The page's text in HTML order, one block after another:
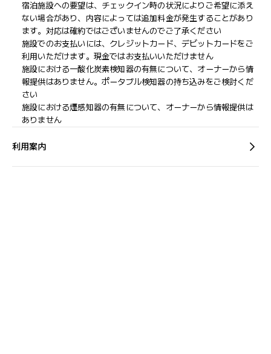
宿泊施設への要望は、チェックイン時の状況によりご希望に添え
ない場合があり、内容によっては追加料金が発生することがあり
ます。対応は確約ではございませんのでご了承ください
施設でのお支払いには、クレジットカード、デビットカードをご
利用いただけます。現金ではお支払いいただけません
施設における一酸化炭素検知器の有無について、オーナーから情
報提供はありません。ポータブル検知器の持ち込みをご検討くだ
さい
施設における煙感知器の有無について、オーナーから情報提供は
ありません
利用案内